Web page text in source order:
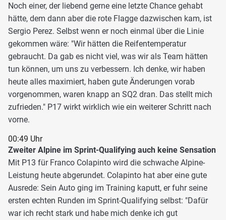
Noch einer, der liebend gerne eine letzte Chance gehabt
hätte, dem dann aber die rote Flagge dazwischen kam, ist
Sergio Perez. Selbst wenn er noch einmal über die Linie
gekommen wäre: "Wir hätten die Reifentemperatur
gebraucht. Da gab es nicht viel, was wir als Team hätten
tun können, um uns zu verbessern. Ich denke, wir haben
heute alles maximiert, haben gute Änderungen vorab
vorgenommen, waren knapp an SQ2 dran. Das stellt mich
zufrieden." P17 wirkt wirklich wie ein weiterer Schritt nach
vorne.
00:49 Uhr
Zweiter Alpine im Sprint-Qualifying auch keine Sensation
Mit P13 für Franco Colapinto wird die schwache Alpine-
Leistung heute abgerundet. Colapinto hat aber eine gute
Ausrede: Sein Auto ging im Training kaputt, er fuhr seine
ersten echten Runden im Sprint-Qualifying selbst: "Dafür
war ich recht stark und habe mich denke ich gut